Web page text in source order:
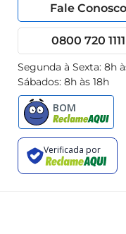
Fale Conosco
0800 720 1111
Segunda à Sexta: 8h
Sábados: 8h às 18h